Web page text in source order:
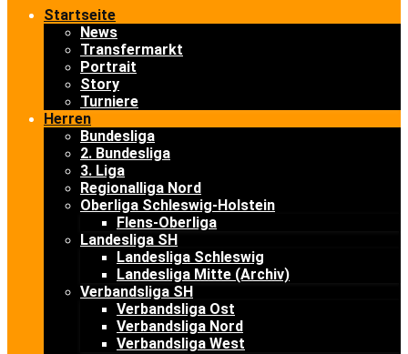
Startseite
News
Transfermarkt
Portrait
Story
Turniere
Herren
Bundesliga
2. Bundesliga
3. Liga
Regionalliga Nord
Oberliga Schleswig-Holstein
Flens-Oberliga
Landesliga SH
Landesliga Schleswig
Landesliga Mitte (Archiv)
Verbandsliga SH
Verbandsliga Ost
Verbandsliga Nord
Verbandsliga West